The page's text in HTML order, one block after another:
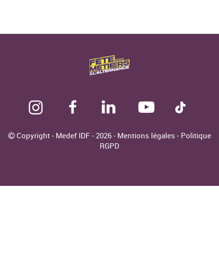
Copyright - Medef IDF - 2026 - Mentions légales - Politique
RGPD